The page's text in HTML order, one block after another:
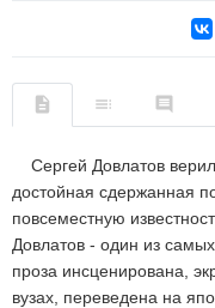
Сергей Довлатов
достойная сдержанная
повсеместную
Довлатов - один из
проза инсценирована,
вузах, переведена на